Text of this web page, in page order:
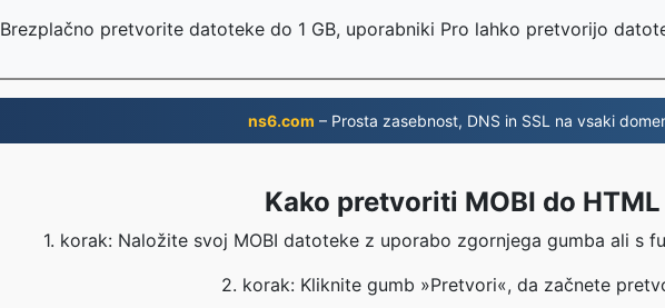
Brezplačno pretvorite datoteke do 1 GB, uporabniki Pro lahko pretvorijo
ns6.com – Prosta zasebnost, DNS in SSL na vsaki
Kako pretvoriti MOBI do HTML
1. korak: Naložite svoj MOBI datoteke z uporabo zgornjega gumba ali s
2. korak: Kliknite gumb »Pretvori«, da začnete